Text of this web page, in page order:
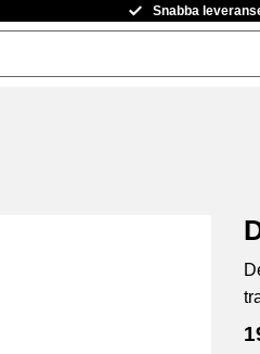
Snabba